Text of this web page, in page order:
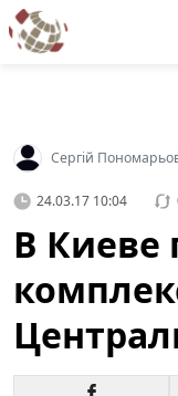
Сергій
24.03.17 10:04
В Киеве